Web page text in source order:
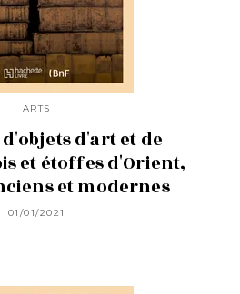
ARTS
d'art et de
et étoffes d'Orient,
et modernes
01/01/2021